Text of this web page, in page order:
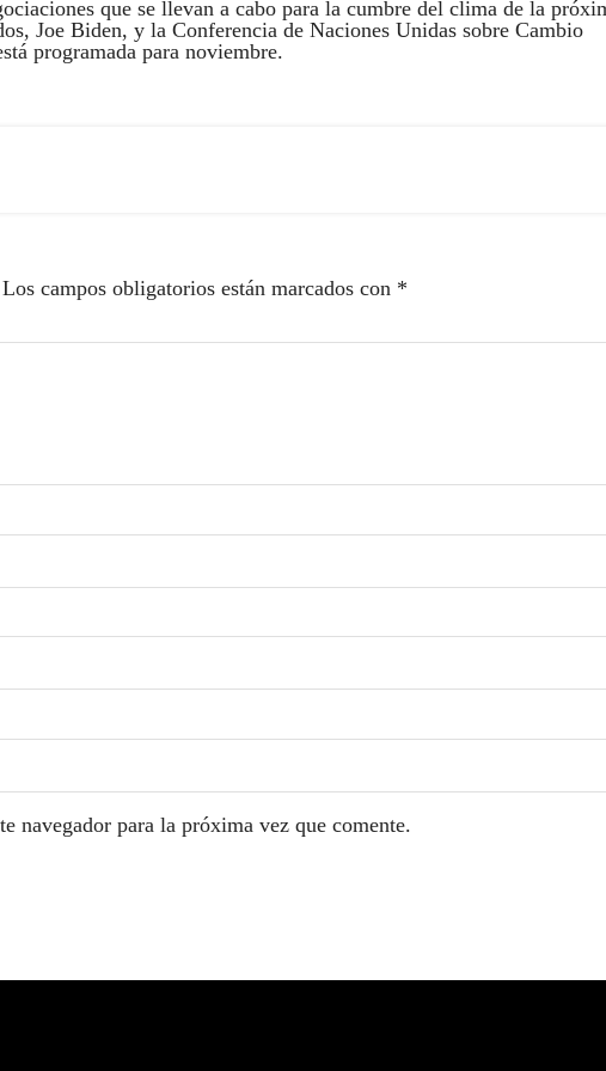
que se llevan a cabo para la cumbre del clima de la
Joe Biden, y la Conferencia de Naciones Unidas sobre Cambio
programada para noviembre.
Los campos obligatorios están marcados con *
navegador para la próxima vez que comente.